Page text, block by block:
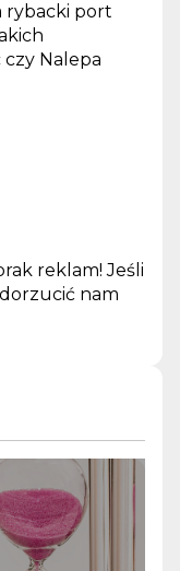
rybacki port
Nalepa
reklam! Jeśli
dorzucić nam